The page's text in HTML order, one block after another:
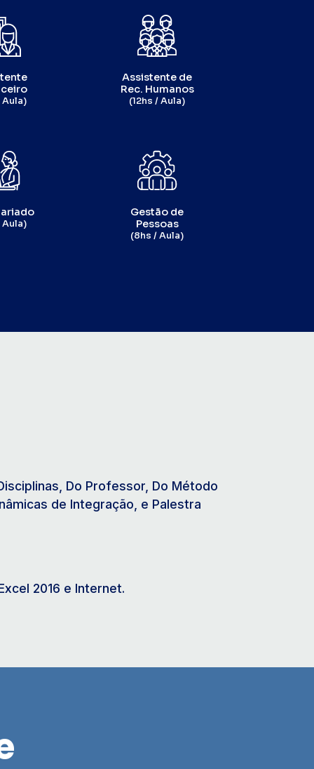
Aula)
Assistente de
Rec. Humanos
(12hs / Aula)
Aula)
Gestão de
Pessoas
(8hs / Aula)
Do Professor, Do Método
de Integração, e Palestra
2016 e Internet.